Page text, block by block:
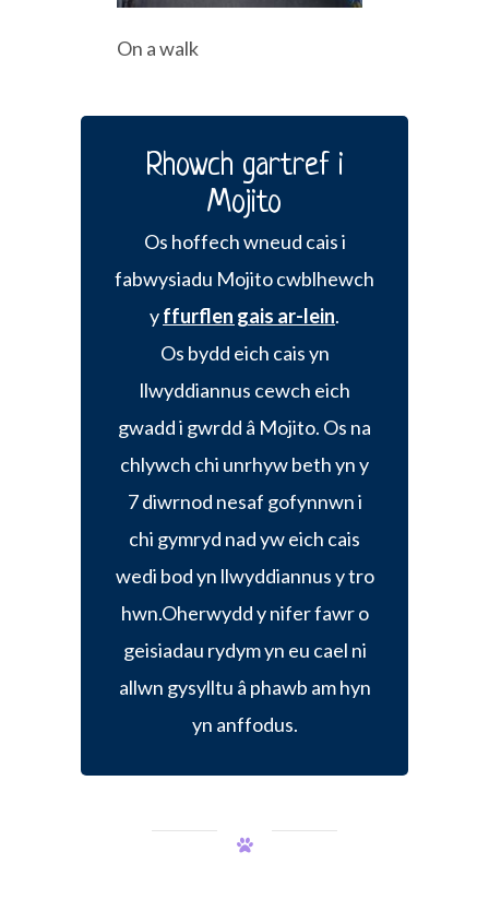
On a walk
Rhowch gartref i
Mojito
Os hoffech wneud cais i
fabwysiadu Mojito cwblhewch
yffurflen gais ar-lein.
Os bydd eich cais yn
llwyddiannus cewch eich
gwadd i gwrdd â Mojito. Os na
chlywch chi unrhyw beth yn y
7 diwrnod nesaf gofynnwn i
chi gymryd nad yw eich cais
wedi bod yn llwyddiannus y tro
hwn.Oherwydd y nifer fawr o
geisiadau rydym yn eu cael ni
allwn gysylltu â phawb am hyn
yn anffodus.